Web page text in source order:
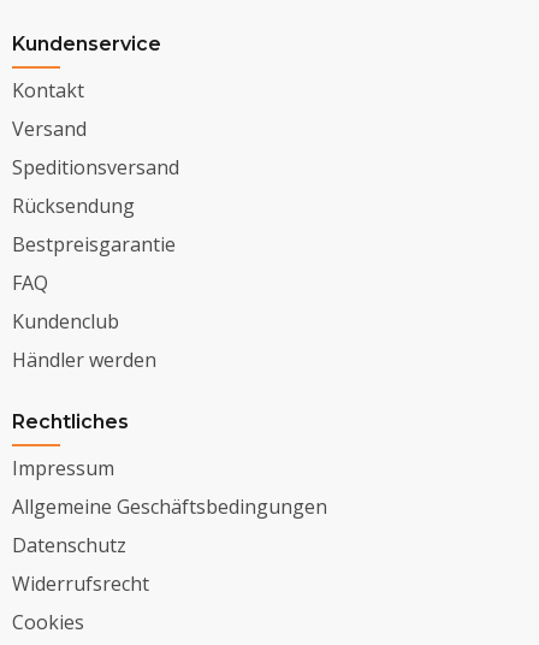
Kundenservice
Kontakt
Versand
Speditionsversand
Rücksendung
Bestpreisgarantie
FAQ
Kundenclub
Händler werden
Rechtliches
Impressum
Allgemeine Geschäftsbedingungen
Datenschutz
Widerrufsrecht
Cookies